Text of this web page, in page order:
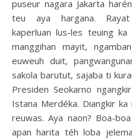
puseur nagara Jakarta
teu aya hargana. Rayat
kaperluan lus-les teuing
manggihan mayit,
euweuh duit,
sakola barutut, sajaba ti
Presiden Seokarno
Istana Merdéka. Diangkir ka
reuwas. Aya naon? Boa-
apan harita téh loba